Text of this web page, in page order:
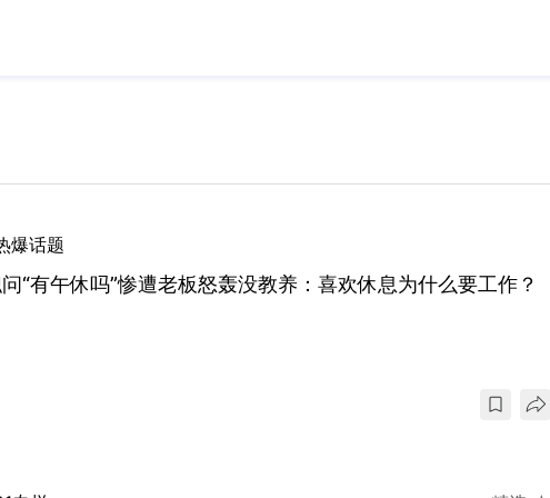
爆话题
“有午休吗”惨遭老板怒轰没教养：喜欢休息为什么要工作？